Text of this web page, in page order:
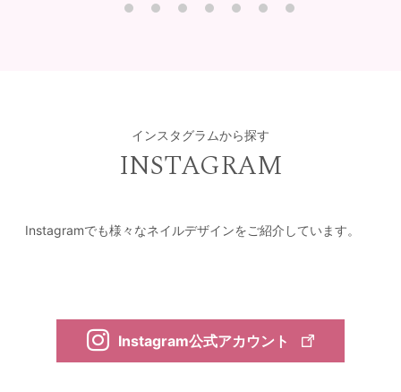
インスタグラムから探す
INSTAGRAM
Instagramでも様々なネイルデザインをご紹介しています。
Instagram公式アカウント